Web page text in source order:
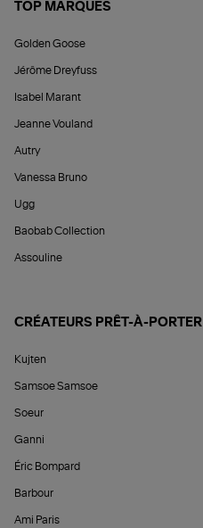
TOP MARQUES
Golden Goose
Jérôme Dreyfuss
Isabel Marant
Jeanne Vouland
Autry
Vanessa Bruno
Ugg
Baobab Collection
Assouline
CRÉATEURS PRÊT-À-PORTER
Kujten
Samsoe Samsoe
Soeur
Ganni
Éric Bompard
Barbour
Ami Paris